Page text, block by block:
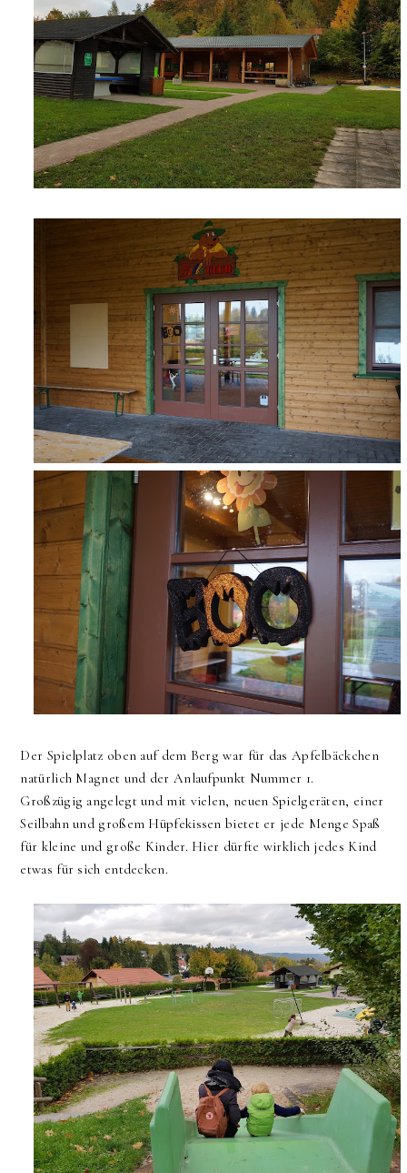
Der Spielplatz oben auf dem Berg war für das Apfelbäckchen
natürlich Magnet und der Anlaufpunkt Nummer 1.
Großzügig angelegt und mit vielen, neuen Spielgeräten, einer
Seilbahn und großem Hüpfekissen bietet er jede Menge Spaß
für kleine und große Kinder. Hier dürfte wirklich jedes Kind
etwas für sich entdecken.